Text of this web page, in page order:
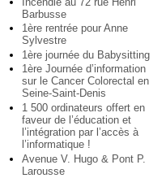
Barbusse
1ère rentrée pour Anne
Sylvestre
1ère journée du Babysitting
1ère Journée d’information
sur le Cancer Colorectal en
Seine-Saint-Denis
1 500 ordinateurs offert en
faveur de l’éducation et
l’intégration par l’accès à
l’informatique !
Avenue V. Hugo & Pont P.
Larousse